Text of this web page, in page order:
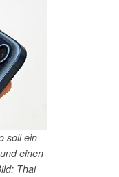
soll ein
einen
Thai